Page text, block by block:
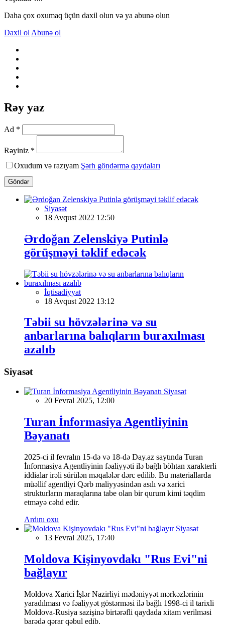
Daha çox oxumaq üçün daxil olun və ya abunə olun
Daxil ol Abunə ol
Rəy yaz
Ad *
Rəyiniz *
Oxudum və razıyam Şərh göndərmə qaydaları
Göndər
Siyasət
18 Avqust 2022 12:50
Ərdoğan Zelenskiyə Putinlə
görüşməyi təklif edəcək
İqtisadiyyat
18 Avqust 2022 13:12
Təbii su hövzələrinə və su
anbarlarına balıqların buraxılması
azalıb
Siyasət
Siyasət
20 Fevral 2025, 12:00
Turan İnformasiya Agentliyinin
Bəyanatı
2025-ci il fevralın 15-də və 18-də Day.az saytında Turan
İnformasiya Agentliyinin fəaliyyəti ilə bağlı böhtan xarakterli
iddialar irəli sürülən məqalələr dərc edilib. Bu materiallarda
müəllif agentliyi Qərb maliyyəsindən asılı və xarici
strukturların maraqlarına tabe olan bir qurum kimi təqdim
etməyə cəhd edir.
Ardını oxu
Siyasət
13 Fevral 2025, 17:40
Moldova Kişinyovdakı "Rus Evi"ni
bağlayır
Moldova Xarici İşlər Nazirliyi mədəniyyət mərkəzlərinin
yaradılması və fəaliyyət göstərməsi ilə bağlı 1998-ci il tarixli
Moldova-Rusiya sazişinə birtərəfli qaydada xitam verilməsi
barədə qərar qəbul edib.